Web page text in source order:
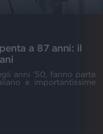
a 87 anni: il
anni '50, fanno parte
e importantissime